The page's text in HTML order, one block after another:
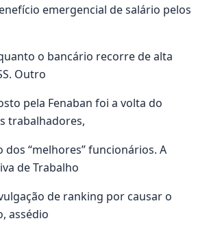
emergencial de salário pelos
o bancário recorre de alta
Outro
pela Fenaban foi a volta do
trabalhadores,
dos “melhores” funcionários. A
de Trabalho
de ranking por causar o
assédio